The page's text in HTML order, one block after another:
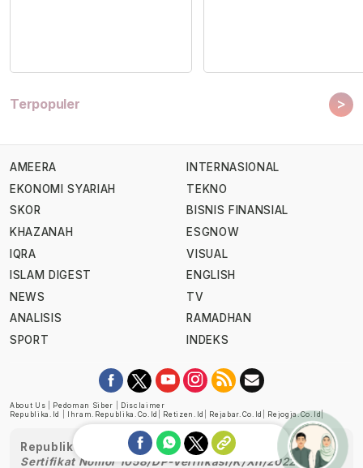
Terpopuler >
AMEERA
EKONOMI SYARIAH
SKOR
KHAZANAH
IQRA
ISLAM DIGEST
NEWS
ANALISIS
SPORT
INTERNASIONAL
TEKNO
BISNIS FINANSIAL
ESGNOW
VISUAL
ENGLISH
TV
RAMADHAN
INDEKS
About Us Pedoman Siber
Disclaimer
Republika.id
Ihram.republika.co.id Retizen.id Rejabar.co.id Rejogja.co.id |
Republika telah diverifikasi oleh Dewan Pers
Sertifikat Nomor 1058/DP-Verifikasi/K/XII/2022